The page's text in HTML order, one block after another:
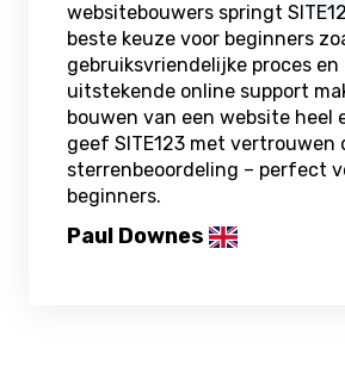
websitebouwers springt
beste keuze voor beginners
gebruiksvriendelijke proces en
uitstekende online support
bouwen van een website heel
geef SITE123 met vertrouwen
sterrenbeoordeling – perfect
beginners.
Paul Downes